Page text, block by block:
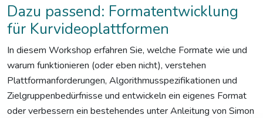
Dazu passend: Formatentwicklung
für Kurvideoplattformen
In diesem Workshop erfahren Sie, welche Formate wie und
warum funktionieren (oder eben nicht), verstehen
Plattformanforderungen, Algorithmusspezifikationen und
Zielgruppenbedürfnisse und entwickeln ein eigenes Format
oder verbessern ein bestehendes unter Anleitung von Simon